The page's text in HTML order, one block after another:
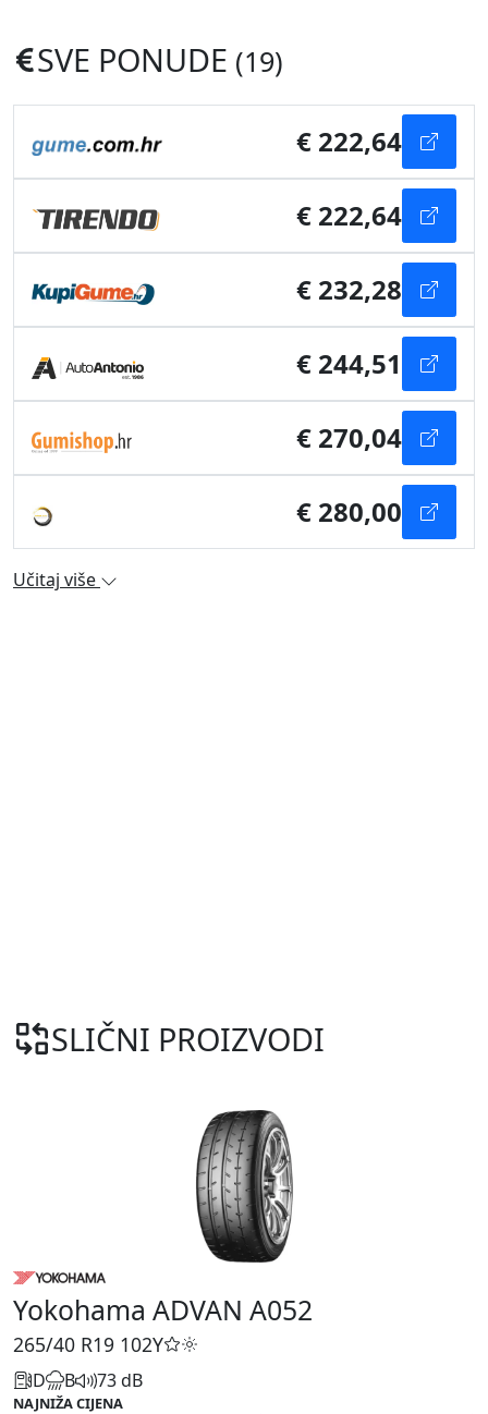
SVE PONUDE (19)
€ 222,64
€ 222,64
€ 232,28
€ 244,51
€ 270,04
€ 280,00
Učitaj više
SLIČNI PROIZVODI
Yokohama ADVAN A052
265/40 R19 102Y
D B 73 dB
NAJNIŽA CIJENA